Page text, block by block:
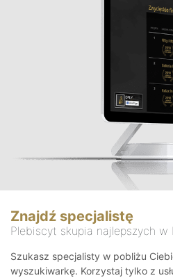
Znajdź specjalistę
Plebiscyt skupia najlepszych w
Szukasz specjalisty w pobliżu
wyszukiwarkę. Korzystaj tylko z